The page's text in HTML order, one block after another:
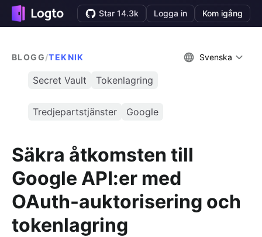
Star 14.3k Logga in Kom igång
BLOGG/TEKNIK Svenska
Secret Vault Tokenlagring
Tredjepartstjänster Google
Säkra åtkomsten till
Google API:er med
OAuth-auktorisering och
tokenlagring